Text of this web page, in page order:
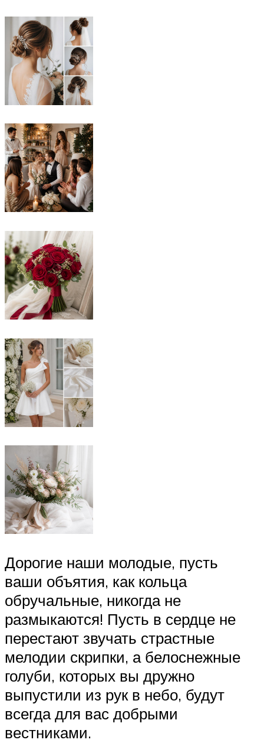
Дорогие наши молодые, пусть
ваши объятия, как кольца
обручальные, никогда не
размыкаются! Пусть в сердце не
перестают звучать страстные
мелодии скрипки, а белоснежные
голуби, которых вы дружно
выпустили из рук в небо, будут
всегда для вас добрыми
вестниками.